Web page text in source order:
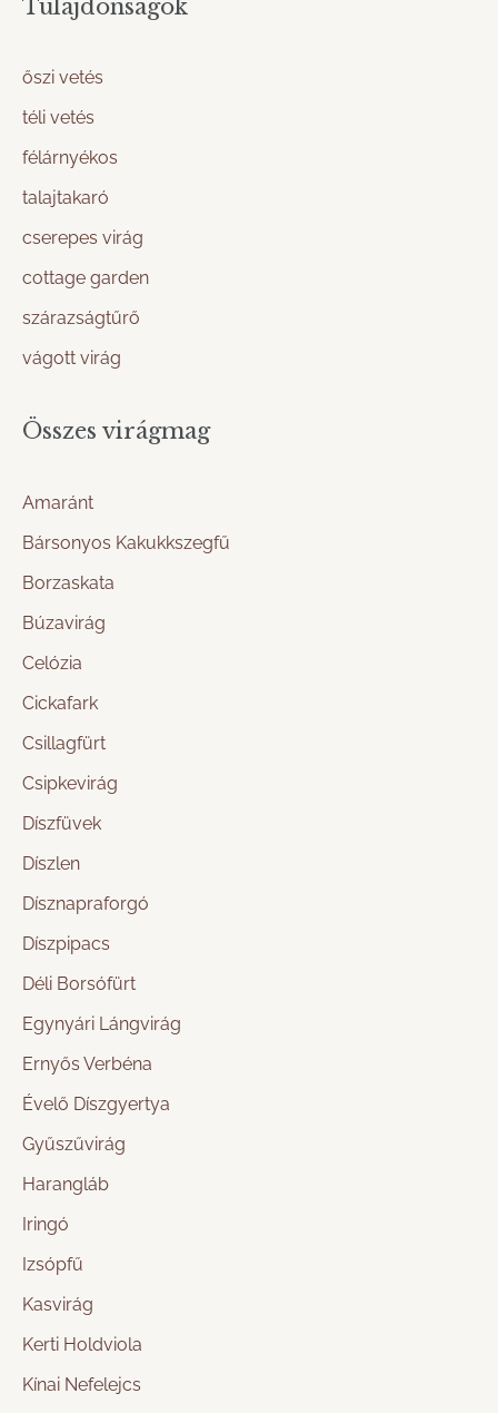
Tulajdonságok
őszi vetés
téli vetés
félárnyékos
talajtakaró
cserepes virág
cottage garden
szárazságtűrő
vágott virág
Összes virágmag
Amaránt
Bársonyos Kakukkszegfű
Borzaskata
Búzavirág
Celózia
Cickafark
Csillagfürt
Csipkevirág
Díszfüvek
Díszlen
Dísznapraforgó
Díszpipacs
Déli Borsófürt
Egynyári Lángvirág
Ernyős Verbéna
Évelő Díszgyertya
Gyűszűvirág
Harangláb
Iringó
Izsópfű
Kasvirág
Kerti Holdviola
Kínai Nefelejcs